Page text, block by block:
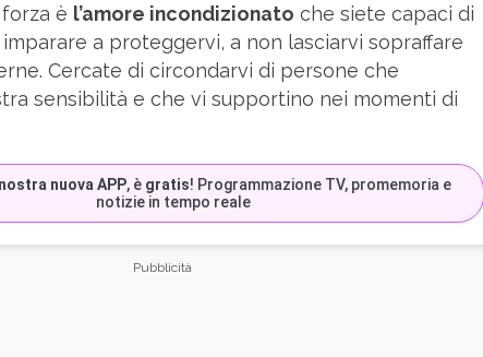
è l’amore incondizionato che siete capaci di
a proteggervi, a non lasciarvi sopraffare
Cercate di circondarvi di persone che
sensibilità e che vi supportino nei momenti di
nostra nuova APP, è gratis! Programmazione TV, promemoria e
notizie in tempo reale